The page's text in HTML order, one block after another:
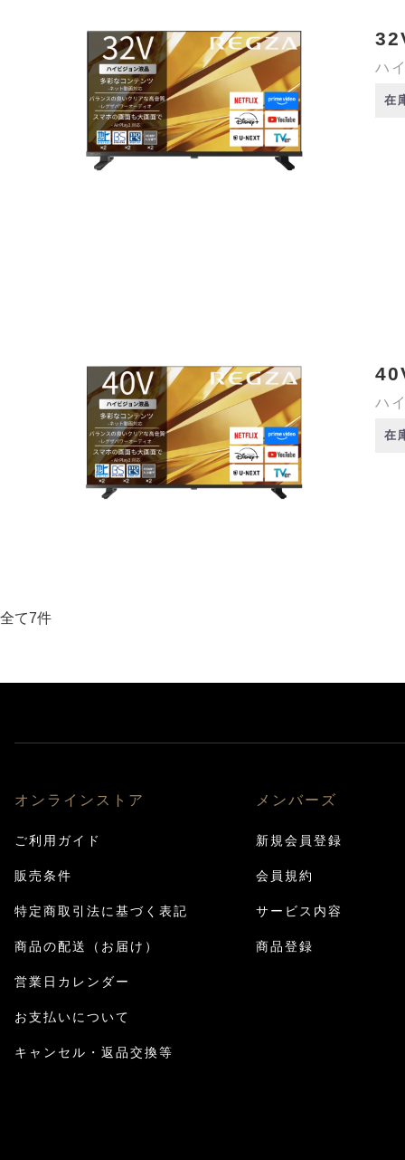
ハ
在
ハ
在
全て7件
オンラインストア
ご利用ガイド
販売条件
特定商取引法に基づく表記
商品の配送（お届け）
営業日カレンダー
お支払いについて
キャンセル・返品交換等
メンバーズ
新規会員登録
会員規約
サービス内容
商品登録